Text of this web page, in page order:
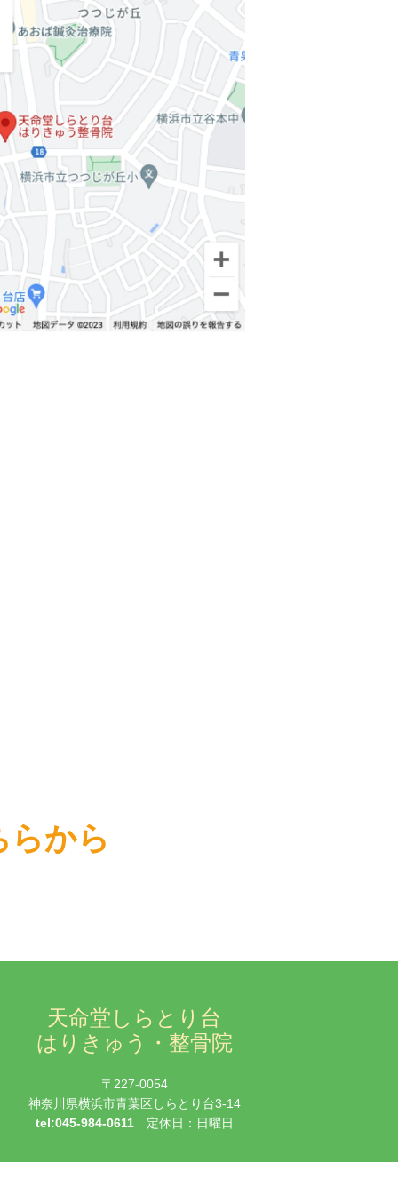
から
天命堂しらとり台
はりきゅう・整骨院
〒227-0054
神奈川県横浜市青葉区しらとり台3-14
tel:045-984-0611
定休日：日曜日